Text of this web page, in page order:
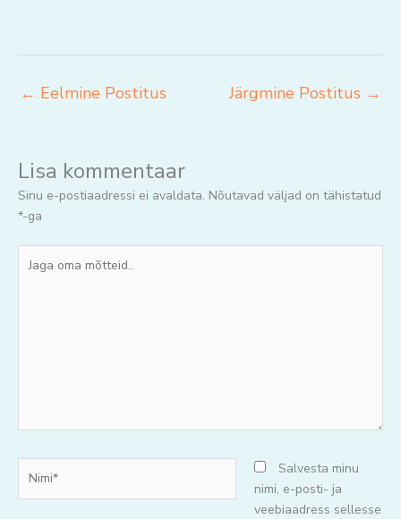
← Eelmine Postitus Järgmine Postitus →
Lisa kommentaar
Sinu e-postiaadressi ei avaldata. Nõutavad väljad on tähistatud
*-ga
oma
Salvesta minu
nimi, e-posti- ja
veebiaadress sellesse